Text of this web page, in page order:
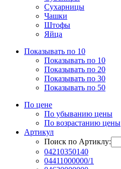
Сухарницы
Чашки
Штофы
Яйца
Показывать по 10
Показывать по 10
Показывать по 20
Показывать по 30
Показывать по 50
По цене
По убыванию цены
По возрастанию цены
Артикул
Поиск по Артиклу:
04210350140
04411000000/1